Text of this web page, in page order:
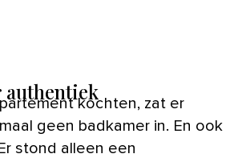
authentiekkochten, zat er
geen badkamer in. En ook
stond alleen een